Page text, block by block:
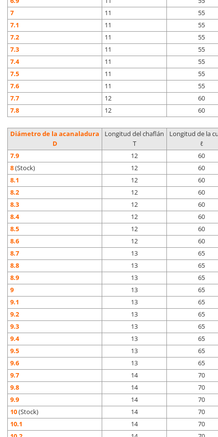
7
11
55
7.1
11
55
7.2
11
55
7.3
11
55
7.4
11
55
7.5
11
55
7.6
11
55
7.7
12
60
7.8
12 60
Diámetro de la acanaladura
D
Longitud del chaflán
T
Longitud de la
ℓ
7.9
12
60
8(Stock) 12
60
8.1
12
60
8.2
12
60
8.3
12
60
8.4
12
60
8.5
12
60
8.6
12
60
8.7
13
65
8.8
13
65
8.9
13
65
9
13
65
9.1
13
65
9.2
13
65
9.3
13
65
9.4
13
65
9.5
13
65
9.6
13
65
9.7
14
70
9.8
14
70
9.9
14
70
10(Stock) 14
70
10.1
14
70